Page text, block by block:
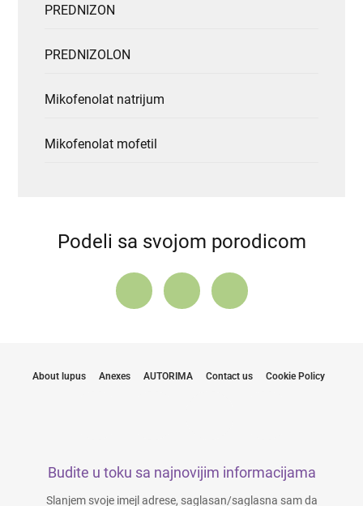
PREDNIZON
PREDNIZOLON
Mikofenolat natrijum
Mikofenolat mofetil
Podeli sa svojom porodicom
About lupus Anexes AUTORIMA Contact us Cookie Policy
Budite u toku sa najnovijim informacijama
Slanjem svoje imejl adrese, saglasan/saglasna sam da